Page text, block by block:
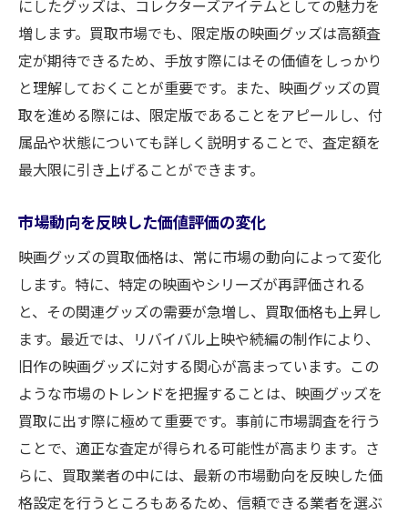
にしたグッズは、コレクターズアイテムとしての魅力を
増します。買取市場でも、限定版の映画グッズは高額査
定が期待できるため、手放す際にはその価値をしっかり
と理解しておくことが重要です。また、映画グッズの買
取を進める際には、限定版であることをアピールし、付
属品や状態についても詳しく説明することで、査定額を
最大限に引き上げることができます。
市場動向を反映した価値評価の変化
映画グッズの買取価格は、常に市場の動向によって変化
します。特に、特定の映画やシリーズが再評価される
と、その関連グッズの需要が急増し、買取価格も上昇し
ます。最近では、リバイバル上映や続編の制作により、
旧作の映画グッズに対する関心が高まっています。この
ような市場のトレンドを把握することは、映画グッズを
買取に出す際に極めて重要です。事前に市場調査を行う
ことで、適正な査定が得られる可能性が高まります。さ
らに、買取業者の中には、最新の市場動向を反映した価
格設定を行うところもあるため、信頼できる業者を選ぶ